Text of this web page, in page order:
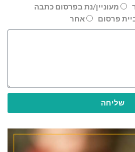
מעוניין/נת בפרסום כתבה
פרסום
אחר
שליחה